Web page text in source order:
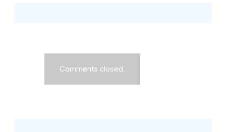
Comments closed.